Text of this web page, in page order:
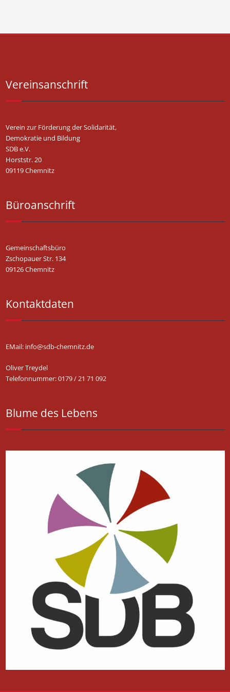
Vereinsanschrift
Verein zur Förderung der Solidarität,
Demokratie und Bildung
SDB e.V.
Horststr. 20
09119 Chemnitz
Büroanschrift
Gemeinschaftsbüro
Zschopauer Str. 134
09126 Chemnitz
Kontaktdaten
EMail: info@sdb-chemnitz.de
Oliver Treydel
Telefonnummer: 0179 / 21 71 092
Blume des Lebens